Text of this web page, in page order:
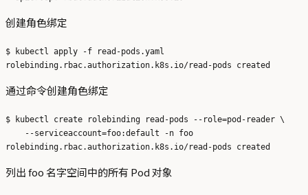
创建角色绑定
$ kubectl apply -f read-pods.yaml
通过命令创建角色绑定
$ kubectl create rolebinding read-pods --role=pod-reader \
    --serviceaccount=foo:default -n foo
列出 foo 名字空间中的所有 Pod 对象